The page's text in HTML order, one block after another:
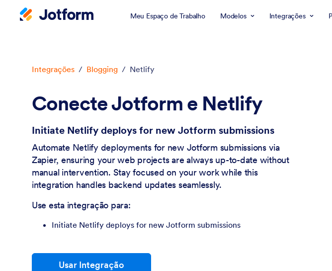
Meu Espaço de Trabalho Modelos Integrações
Integrações / Blogging / Netlify
Conecte Jotform e Netlify
Initiate Netlify deploys for new Jotform submissions
Automate Netlify deployments for new Jotform submissions via
Zapier, ensuring your web projects are always up-to-date without
manual intervention. Stay focused on your work while this
integration handles backend updates seamlessly.
Use esta integração para:
Initiate Netlify deploys for new Jotform submissions
Usar Integração